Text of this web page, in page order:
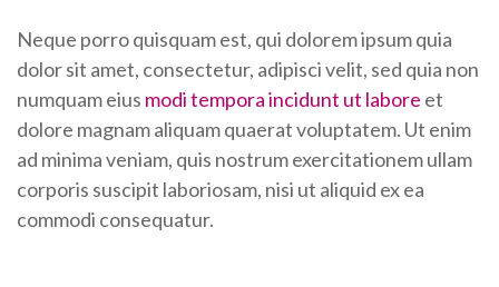
Neque porro quisquam est, qui dolorem ipsum quia
dolor sit amet, consectetur, adipisci velit, sed quia non
numquam eius modi tempora incidunt ut labore et
dolore magnam aliquam quaerat voluptatem. Ut enim
ad minima veniam, quis nostrum exercitationem ullam
corporis suscipit laboriosam, nisi ut aliquid ex ea
commodi consequatur.